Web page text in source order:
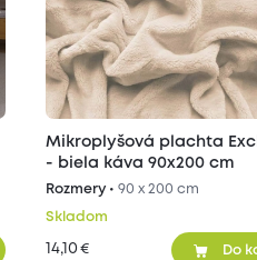
Mikroplyšová plachta
- biela káva 90x200 cm
Rozmery •90 x 200 cm
Skladom
14,10 € Do